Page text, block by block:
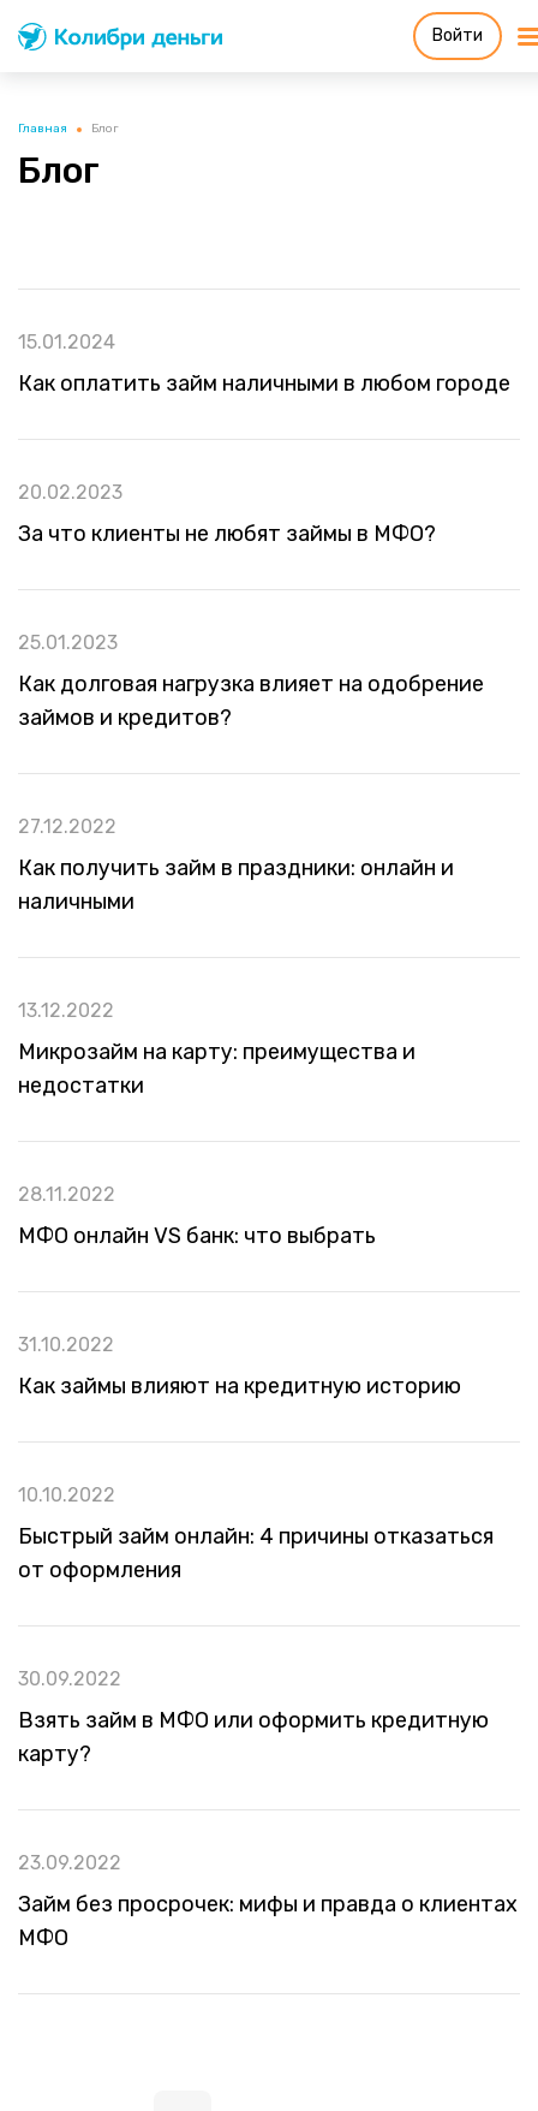
Войти
Главная Блог
Блог
15.01.2024
Как оплатить займ наличными в любом городе
20.02.2023
За что клиенты не любят займы в МФО?
25.01.2023
Как долговая нагрузка влияет на одобрение
займов и кредитов?
27.12.2022
Как получить займ в праздники: онлайн и
наличными
13.12.2022
Микрозайм на карту: преимущества и
недостатки
28.11.2022
МФО онлайн VS банк: что выбрать
31.10.2022
Как займы влияют на кредитную историю
10.10.2022
Быстрый займ онлайн: 4 причины отказаться
от оформления
30.09.2022
Взять займ в МФО или оформить кредитную
карту?
23.09.2022
Займ без просрочек: мифы и правда о клиентах
МФО